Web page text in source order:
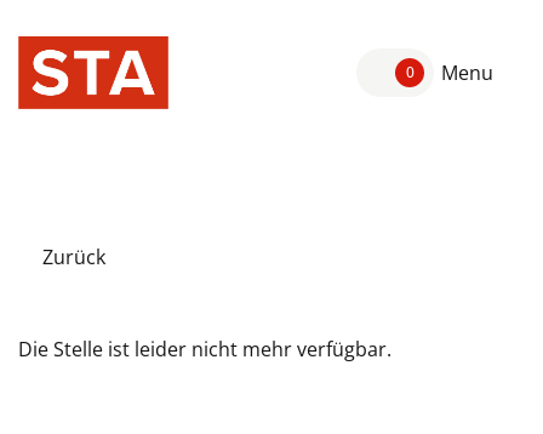
0 Menu
Zurück
Die Stelle ist leider nicht mehr verfügbar.